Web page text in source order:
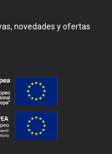
novedades y ofertas